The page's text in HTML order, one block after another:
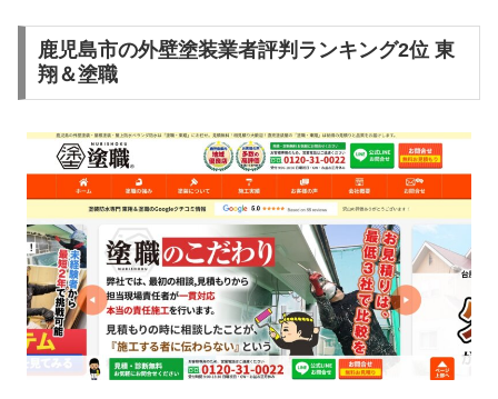
鹿児島市の外壁塗装業者評判ランキング2位 東
翔＆塗職